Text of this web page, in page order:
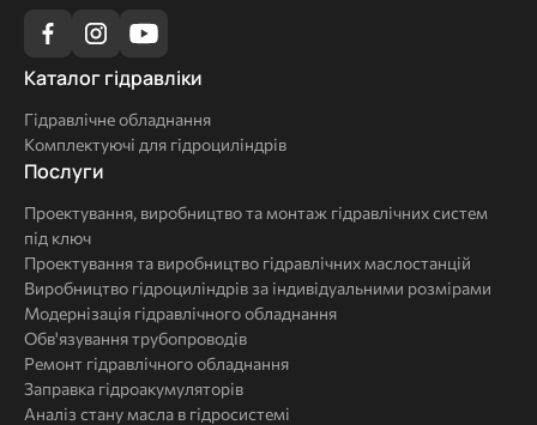
Каталог
Каталог гідравліки
Гідравлічне обладнання
Комплектуючі для гідроциліндрів
Послуги
Послуги
Проектування, виробництво та монтаж гідравлічних систем
під ключ
Проектування та виробництво гідравлічних маслостанцій
Виробництво гідроциліндрів за індивідуальними розмірами
Модернізація гідравлічного обладнання
Обв'язування трубопроводів
Ремонт гідравлічного обладнання
Заправка гідроакумуляторів
Аналіз стану масла в гідросистемі